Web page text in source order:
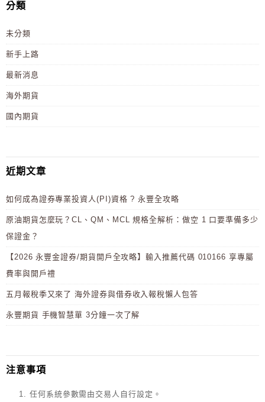
分類
未分類
新手上路
最新消息
海外期貨
國內期貨
近期文章
如何成為證券專業投資人(PI)資格 ? 永豐全攻略
原油期貨怎麼玩？CL、QM、MCL 規格全解析：做空 1 口要準備多少
保證金？
【2026 永豐金證券/期貨開戶全攻略】輸入推薦代碼 010166 享專屬
費率與開戶禮
五月報稅季又來了 海外證券與借券收入報稅懶人包答
永豐期貨 手機智慧單 3分鐘一次了解
注意事項
任何系統參數需由交易人自行設定。